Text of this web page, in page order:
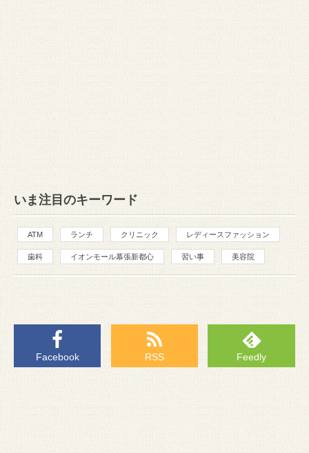
いま注目のキーワード
ATM ランチ クリニック レディースファッション
歯科 イオンモール幕張新都心 習い事 美容院
Facebook RSS Feedly